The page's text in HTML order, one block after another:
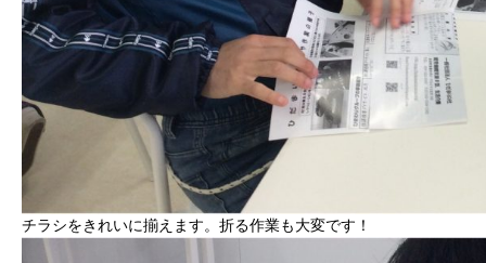
チラシをきれいに揃えます。折る作業も大変です！